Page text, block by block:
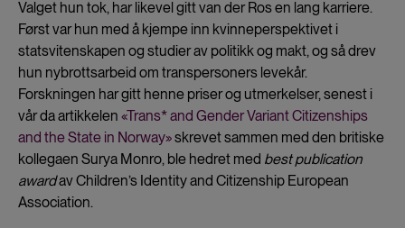
Valget hun tok, har likevel gitt van der Ros en lang karriere.
Først var hun med å kjempe inn kvinneperspektivet i
statsvitenskapen og studier av politikk og makt, og så drev
hun nybrottsarbeid om transpersoners levekår.
Forskningen har gitt henne priser og utmerkelser, senest i
vår da artikkelen «Trans* and Gender Variant Citizenships
and the State in Norway»skrevet sammen med den britiske
kollegaen Surya Monro, ble hedret med best publication
awardav Children’s Identity and Citizenship European
Association.